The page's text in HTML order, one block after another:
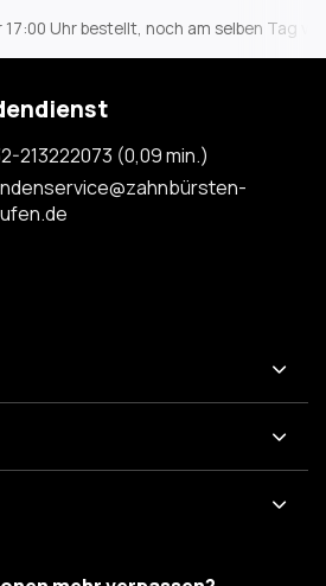
Uhr bestellt, noch am selben Tag
213222073 (0,09 min.)